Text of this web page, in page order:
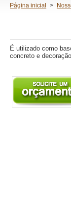
Página inicial >
É utilizado como
concreto e